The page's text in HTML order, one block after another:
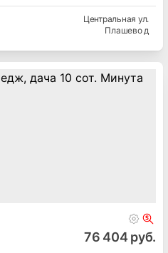
Центральная ул.
Плашево д
76 404 руб.